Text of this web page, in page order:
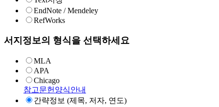
EndNote / Mendeley
RefWorks
서지정보의 형식을 선택하세요
MLA
APA
Chicago
참고문헌양식안내
간략정보 (제목, 저자, 연도)